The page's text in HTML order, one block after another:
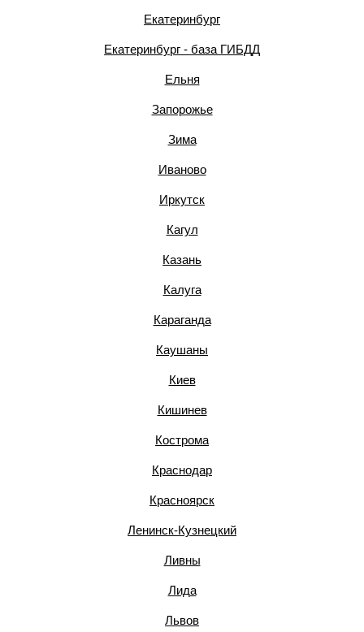
Екатеринбург
Екатеринбург - база ГИБДД
Ельня
Запорожье
Зима
Иваново
Иркутск
Кагул
Казань
Калуга
Караганда
Каушаны
Киев
Кишинев
Кострома
Краснодар
Красноярск
Ленинск-Кузнецкий
Ливны
Лида
Львов